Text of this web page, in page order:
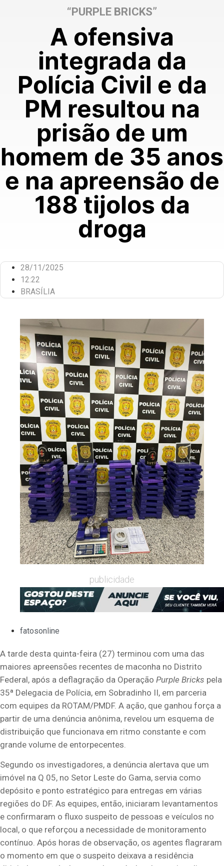
“PURPLE BRICKS”
A ofensiva
integrada da
Polícia Civil e da
PM resultou na
prisão de um
homem de 35 anos
e na apreensão de
188 tijolos da
droga
28/11/2025
12:22
BRASÍLIA
publicidade
fatosonline
A tarde desta quinta-feira (27) terminou com uma das
maiores apreensões recentes de maconha no Distrito
Federal, após a deflagração da Operação Purple Bricks pela
35ª Delegacia de Polícia, em Sobradinho II, em parceria
com equipes da ROTAM/PMDF. A ação, que ganhou força a
partir de uma denúncia anônima, revelou um esquema de
distribuição que funcionava em ritmo constante e com
grande volume de entorpecentes.
Segundo os investigadores, a denúncia alertava que um
imóvel na Q 05, no Setor Leste do Gama, servia como
depósito e ponto estratégico para entregas em várias
regiões do DF. As equipes, então, iniciaram levantamentos
e confirmaram o fluxo suspeito de pessoas e veículos no
local, o que reforçou a necessidade de monitoramento
contínuo. Após horas de observação, os agentes flagraram
o momento em que o suspeito deixava a residência